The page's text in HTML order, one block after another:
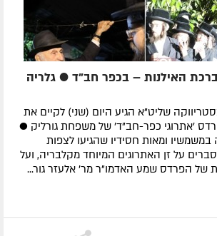
האילנות – בכפר חב"ד ● גלריה
שליט"א הגיע היום (שני) לקיים את
'אתרוגי כפר-חב"ד' של משפחת גורליק ●
במשמשיו ומאות חסידיו שהגיעו לצפות
על זן האתרוגים המיוחד מקלבריה, ועל
של הפרדס שמע האדמו"ר מר' אלעזר גור...